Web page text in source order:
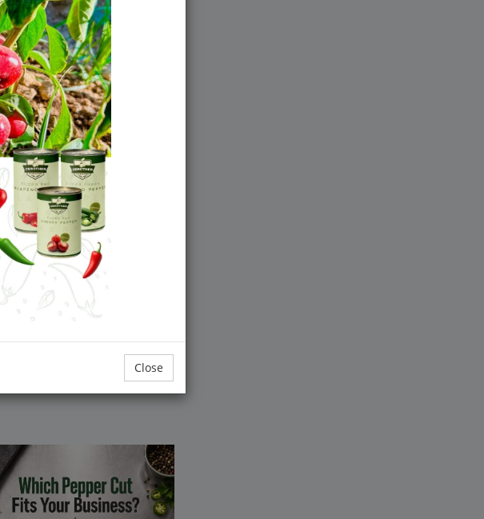
es einfach ist, die Vorteile von
Produkt erhalten.
beeindruckende
Zutat, die in keinem
Ihnen zu helfen, köstliche und
Medien für die neuesten
Ihre Küche zu bringen!
Close